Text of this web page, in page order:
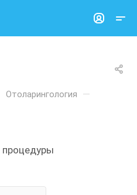
Отоларингология —